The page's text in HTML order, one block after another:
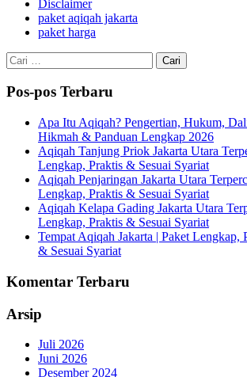
Disclaimer
paket aqiqah jakarta
paket harga
Cari
untuk:
Pos-pos Terbaru
Apa Itu Aqiqah? Pengertian, Hukum,
Hikmah & Panduan Lengkap 2026
Aqiqah Tanjung Priok Jakarta Utara
Lengkap, Praktis & Sesuai Syariat
Aqiqah Penjaringan Jakarta Utara
Lengkap, Praktis & Sesuai Syariat
Aqiqah Kelapa Gading Jakarta Utara
Lengkap, Praktis & Sesuai Syariat
Tempat Aqiqah Jakarta | Paket Lengkap,
& Sesuai Syariat
Komentar Terbaru
Arsip
Juli 2026
Juni 2026
Desember 2024